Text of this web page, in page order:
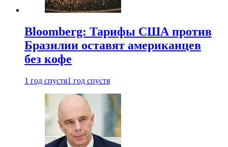
Bloomberg: Тарифы США против
Бразилии оставят американцев
без кофе
1 год спустя1 год спустя